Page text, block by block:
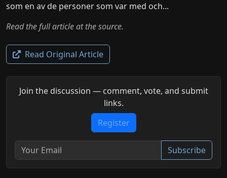
som en av de personer som var med och...
Read the full article at the source.
Read Original Article
Join the discussion — comment, vote, and submit
links.
Register
Subscribe